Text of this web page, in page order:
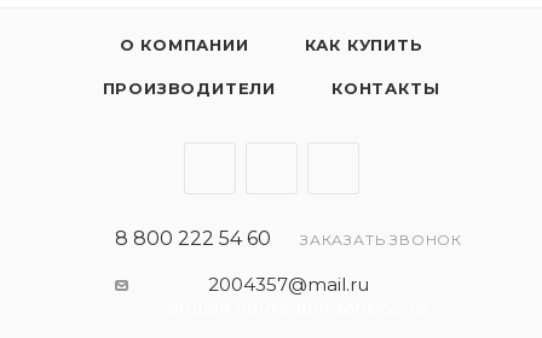
О КОМПАНИИ КАК КУПИТЬ
ПРОИЗВОДИТЕЛИ КОНТАКТЫ
8 800 222 54 60 ЗАКАЗАТЬ ЗВОНОК
2004357@mail.ru